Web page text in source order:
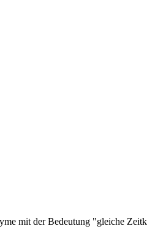
mit der Bedeutung "gleiche